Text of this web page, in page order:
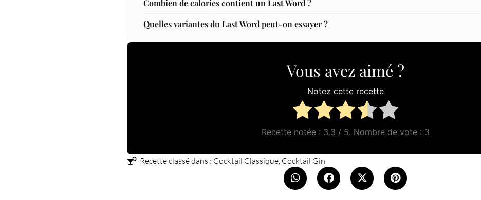
Combien de calories contient un Last Word ?
Quelles variantes du Last Word peut-on essayer ?
Vous avez aimé ?
Notez cette recette
Recette notée : 3.3 / 5. Nombre de vote : 3
Recette classé dans : Cocktail Classique Cocktail Gin